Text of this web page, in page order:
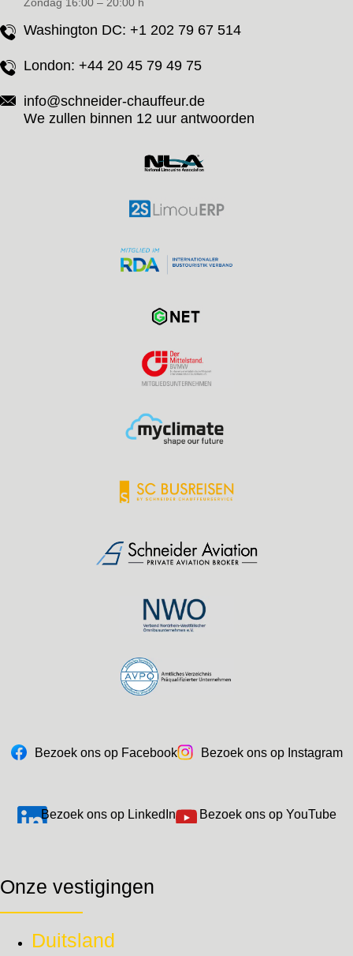
Zondag 16:00 – 20:00 h
Washington DC: +1 202 79 67 514
London: +44 20 45 79 49 75
info@schneider-chauffeur.de
We zullen binnen 12 uur antwoorden
Bezoek ons op Facebook Bezoek ons op Instagram
Bezoek ons op LinkedIn Bezoek ons op YouTube
Onze vestigingen
Duitsland